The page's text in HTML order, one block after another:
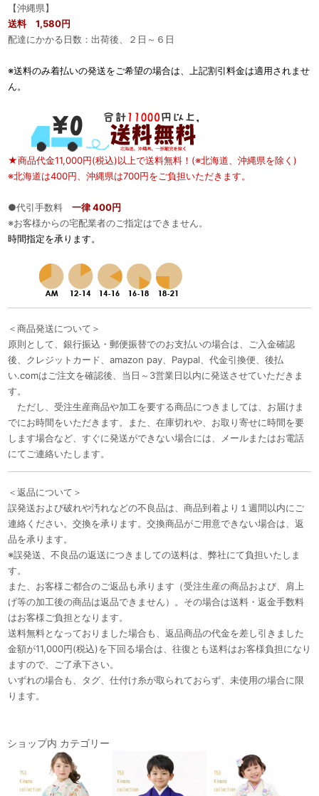
【沖縄県】
送料 1,580円
配達にかかる日数：出荷後、２日～６日
※送料のみ着払いの発送をご希望の場合は、上記割引料金は適用されませ
ん。
★商品代金11,000円(税込)以上で送料無料！(※北海道、沖縄県を除く)
※北海道は400円、沖縄県は700円をご負担いただきます。
●代引手数料 一律 400円
※お客様からの宅配業者のご指定はできません。
時間指定を承ります。
＜商品発送について＞
原則として、銀行振込・郵便振替でのお支払いの場合は、ご入金確認
後、クレジットカード、amazon pay、Paypal、代金引換便、後払
い.comはご注文を確認後、当日～3営業日以内に発送させていただきま
す。
ただし、受注生産商品や加工を要する商品につきましては、お届けま
でにお時間をいただきます。また、在庫切れや、お取り寄せに時間を要
します場合など、すぐに発送ができない場合には、メールまたはお電話
にてご連絡いたします。
＜返品について＞
誤発送および破れや汚れなどの不良品は、商品到着より１週間以内にご
連絡ください。交換を承ります。交換商品がご用意できない場合は、返
品を承ります。
※誤発送、不良品の返送につきましての送料は、弊社にて負担いたしま
す。
また、お客様ご都合のご返品も承ります（受注生産の商品および、肩上
げ等の加工後の商品は返品できません）。その場合は送料・返金手数料
はお客様ご負担となります。
送料無料となっておりました場合も、返品商品の代金を差し引きました
金額が11,000円(税込)を下回る場合は、往復とも送料はお客様負担になり
ますので、ご了承下さい。
いずれの場合も、タグ、仕付け糸が取られておらず、未使用の場合に限
ります。
ショップ内 カテゴリー